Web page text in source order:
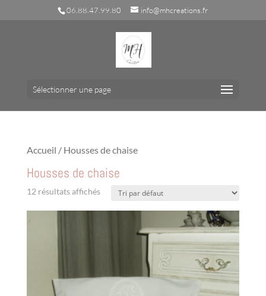
06.88.47.99.80 info@mhcreations.fr
Sélectionner une page
Accueil / Housses de chaise
Housses de chaise
12 résultats affichés